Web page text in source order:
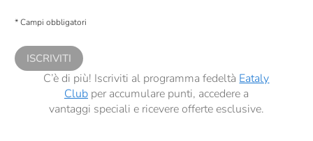
comunicazioni commerciali personalizzate, in caso di consenso prestato ai
* Campi obbligatori
ISCRIVITI
C’è di più! Iscriviti al programma fedeltà Eataly
Clubper accumulare punti, accedere a
vantaggi speciali e ricevere offerte esclusive.